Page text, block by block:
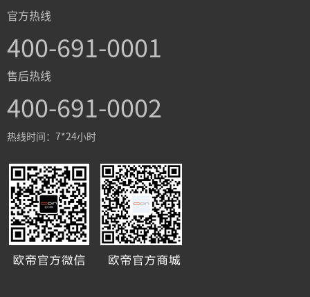
官方热线
400-691-0001
售后热线
400-691-0002
热线时间：7*24小时